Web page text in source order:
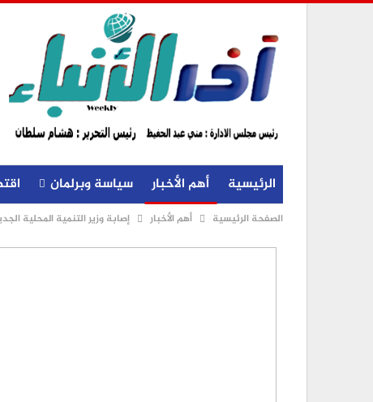
الرئيسية أهم الأخبار سياسة وبرلمان
الصفحة الرئيسية أهم الأخبار إصابة وزير التنمية المحلية